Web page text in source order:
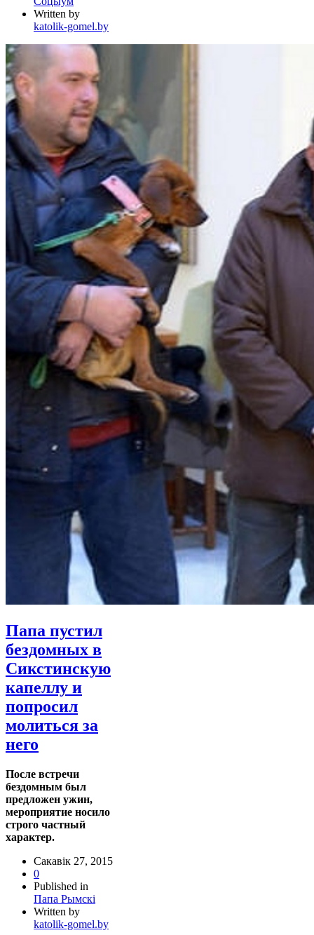
Written by
katolik-gomel.by
Папа пустил
бездомных в
Сикстинскую
капеллу и
попросил
молиться за
него
После встречи
бездомным был
предложен ужин,
мероприятие носило
строго частный
характер.
Сакавік 27, 2015
0
Published in
Папа Рымскі
Written by
katolik-gomel.by